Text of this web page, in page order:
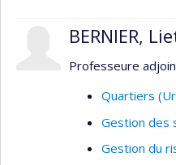
BERNIER,
Professeure
Quartiers
Gestion des
Gestion du